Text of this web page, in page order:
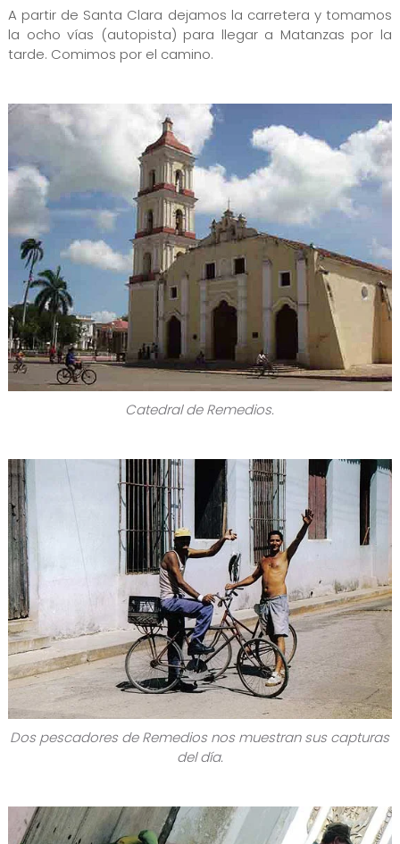
A partir de Santa Clara dejamos la carretera y tomamos
la ocho vías (autopista) para llegar a Matanzas por la
tarde. Comimos por el camino.
Catedral de Remedios.
Dos pescadores de Remedios nos muestran sus capturas
del día.